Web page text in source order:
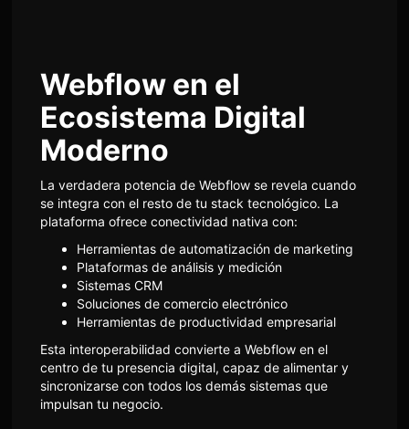
Webflow en el
Ecosistema Digital
Moderno
La verdadera potencia de Webflow se revela cuando
se integra con el resto de tu stack tecnológico. La
plataforma ofrece conectividad nativa con:
Herramientas de automatización de marketing
Plataformas de análisis y medición
Sistemas CRM
Soluciones de comercio electrónico
Herramientas de productividad empresarial
Esta interoperabilidad convierte a Webflow en el
centro de tu presencia digital, capaz de alimentar y
sincronizarse con todos los demás sistemas que
impulsan tu negocio.